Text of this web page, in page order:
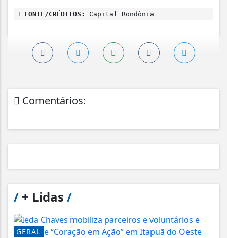
FONTE/CRÉDITOS: Capital Rondônia
Comentários:
/ + Lidas /
GERAL